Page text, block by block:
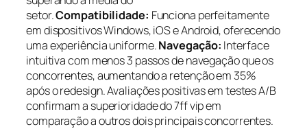
setor.Compatibilidade: Funciona perfeitamente
em dispositivos Windows, iOS e Android, oferecendo
uma experiência uniforme.Navegação: Interface
intuitiva com menos 3 passos de navegação que os
concorrentes, aumentando a retenção em 35%
após o redesign. Avaliações positivas em testes A/B
confirmam a superioridade do 7ff vip em
comparação a outros dois principais concorrentes.